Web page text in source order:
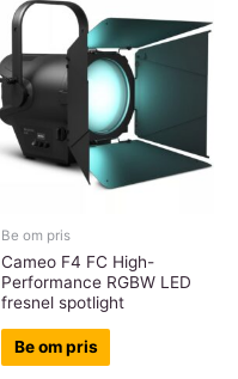
Be om pris
Cameo F4 FC High-
Performance RGBW LED
fresnel spotlight
Be om pris